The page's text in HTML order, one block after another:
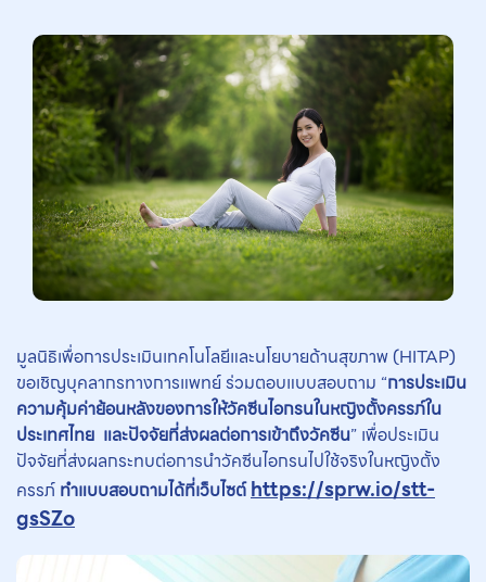
มูลนิธิเพื่อการประเมินเทคโนโลยีและนโยบายด้านสุขภาพ (HITAP)
ขอเชิญบุคลากรทางการแพทย์ ร่วมตอบแบบสอบถาม “การประเมิน
ความคุ้มค่าย้อนหลังของการให้วัคซีนไอกรนในหญิงตั้งครรภ์ใน
ประเทศไทย และปัจจัยที่ส่งผลต่อการเข้าถึงวัคซีน” เพื่อประเมิน
ปัจจัยที่ส่งผลกระทบต่อการนำวัคซีนไอกรนไปใช้จริงในหญิงตั้ง
ครรภ์ ทำแบบสอบถามได้ที่เว็บไซต์https://sprw.io/stt-
gsSZo